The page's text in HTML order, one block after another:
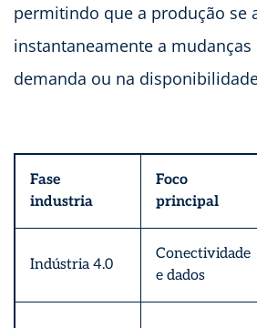
permitindo que a produção se
instantaneamente a mudanças
demanda ou na
Fase
industria
Foco
principal
Indústria 4.0
Conectividade
e dados